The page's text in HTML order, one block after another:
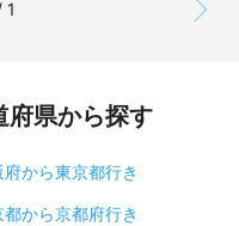
1
府県から探す
府から東京都行き
都から京都府行き